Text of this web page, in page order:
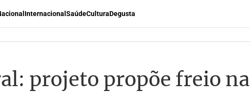
Internacional SaúdeCulturaDegusta
projeto propõe freio na